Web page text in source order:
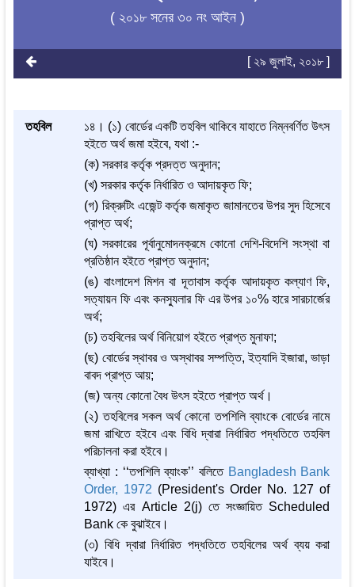
( ২০১৮ সনের ৩০ নং আইন )
[ ২৯ জুলাই, ২০১৮ ]
তহবিল
১৪। (১) বোর্ডের একটি তহবিল থাকিবে যাহাতে নিম্নবর্ণিত উৎস
হইতে অর্থ জমা হইবে, যথা :-
(ক) সরকার কর্তৃক প্রদত্ত অনুদান;
(খ) সরকার কর্তৃক নির্ধারিত ও আদায়কৃত ফি;
(গ) রিক্রুটিং এজেন্ট কর্তৃক জমাকৃত জামানতের উপর সুদ হিসেবে
প্রাপ্ত অর্থ;
(ঘ) সরকারের পূর্বানুমোদনক্রমে কোনো দেশি-বিদেশি সংস্থা বা
প্রতিষ্ঠান হইতে প্রাপ্ত অনুদান;
(ঙ) বাংলাদেশ মিশন বা দূতাবাস কর্তৃক আদায়কৃত কল্যাণ ফি,
সত্যায়ন ফি এবং কনস্যুলার ফি এর উপর ১০% হারে সারচার্জের
অর্থ;
(চ) তহবিলের অর্থ বিনিয়োগ হইতে প্রাপ্ত মুনাফা;
(ছ) বোর্ডের স্থাবর ও অস্থাবর সম্পত্তি, ইত্যাদি ইজারা, ভাড়া
বাবদ প্রাপ্ত আয়;
(জ) অন্য কোনো বৈধ উৎস হইতে প্রাপ্ত অর্থ।
(২) তহবিলের সকল অর্থ কোনো তপশিলি ব্যাংকে বোর্ডের নামে
জমা রাখিতে হইবে এবং বিধি দ্বারা নির্ধারিত পদ্ধতিতে তহবিল
পরিচালনা করা হইবে।
ব্যাখ্যা : ‘‘তপশিলি ব্যাংক’’ বলিতে Bangladesh Bank
Order, 1972 (President's Order No. 127 of
1972) এর Article 2(j) তে সংজ্ঞায়িত Scheduled
Bank কে বুঝাইবে।
(৩) বিধি দ্বারা নির্ধারিত পদ্ধতিতে তহবিলের অর্থ ব্যয় করা
যাইবে।